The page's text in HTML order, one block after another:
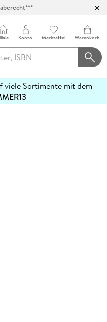
Konto Merkzettel Warenkorb
viele Sortimente mit dem